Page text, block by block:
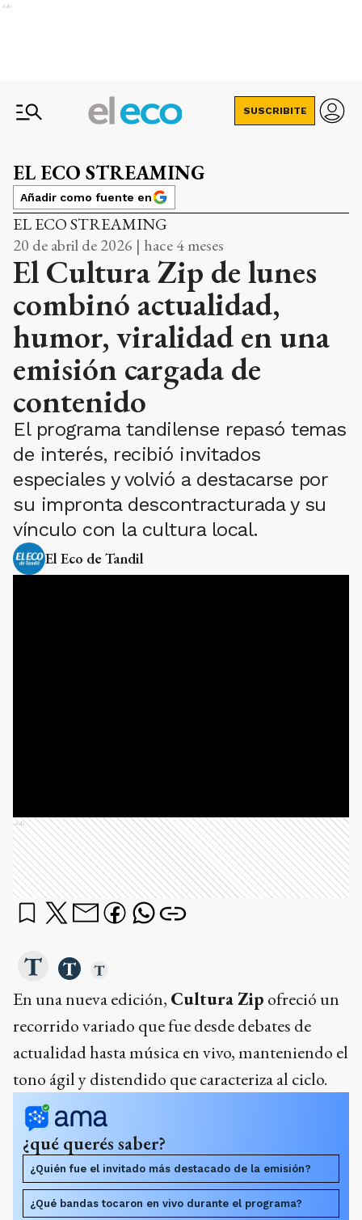
Ads
SUSCRIBITE
EL ECO STREAMING
Añadir como fuente en
EL ECO STREAMING
20 de abril de 2026 | hace 4 meses
El Cultura Zip de lunes
combinó actualidad,
humor, viralidad en una
emisión cargada de
contenido
El programa tandilense repasó temas
de interés, recibió invitados
especiales y volvió a destacarse por
su impronta descontracturada y su
vínculo con la cultura local.
El Eco de Tandil
Ads
En una nueva edición, Cultura Zip ofreció un
recorrido variado que fue desde debates de
actualidad hasta música en vivo, manteniendo el
tono ágil y distendido que caracteriza al ciclo.
¿qué querés saber?
¿Quién fue el invitado más destacado de la emisión?
¿Qué bandas tocaron en vivo durante el programa?